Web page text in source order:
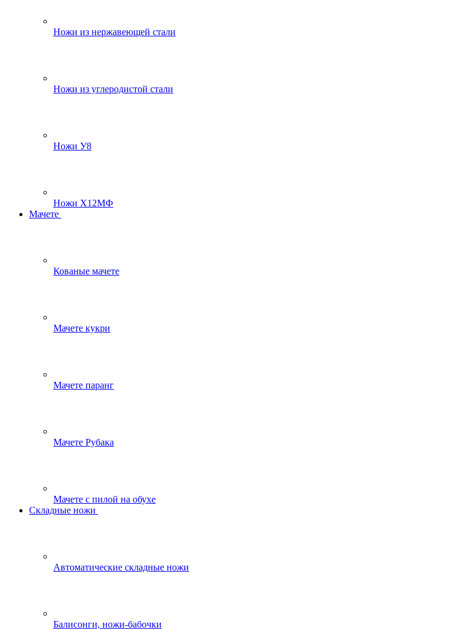
Ножи из нержавеющей стали
Ножи из углеродистой стали
Ножи У8
Ножи Х12МФ
Мачете
Кованые мачете
Мачете кукри
Мачете паранг
Мачете Рубака
Мачете с пилой на обухе
Складные ножи
Автоматические складные ножи
Балисонги, ножи-бабочки